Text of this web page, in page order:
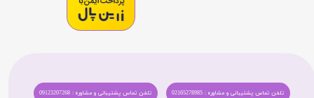
تلفن تماس پشتیبانی و مشاوره : 09123207268 تلفن تماس پشتیبانی و مشاوره : 02165278985